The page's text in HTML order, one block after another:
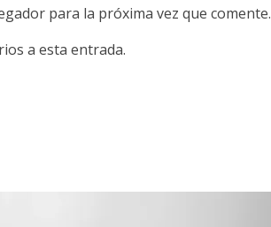
para la próxima vez que comente.
a esta entrada.